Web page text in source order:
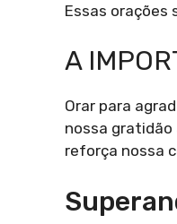
Essas orações
A
Orar para
nossa gratidão
reforça nossa